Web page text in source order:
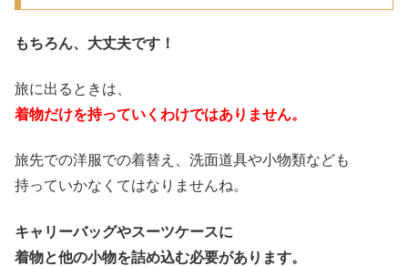
もちろん、大丈夫です！
旅に出るときは、
着物だけを持っていくわけではありません。
旅先での洋服での着替え、洗面道具や小物類なども
持っていかなくてはなりませんね。
キャリーバッグやスーツケースに
着物と他の小物を詰め込む必要があります。